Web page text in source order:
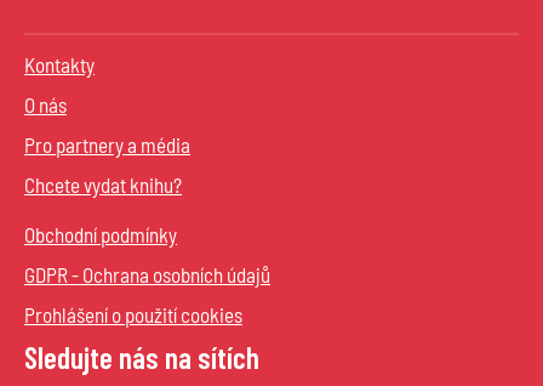
Kontakty
O nás
Pro partnery a média
Chcete vydat knihu?
Obchodní podmínky
GDPR - Ochrana osobních údajů
Prohlášení o použití cookies
Sledujte nás na sítích